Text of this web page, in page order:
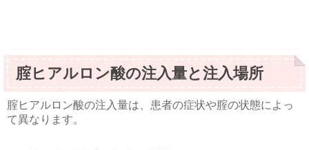
腟ヒアルロン酸の注入量と注入場所
腟ヒアルロン酸の注入量は、患者の症状や腟の状態によっ
て異なります。